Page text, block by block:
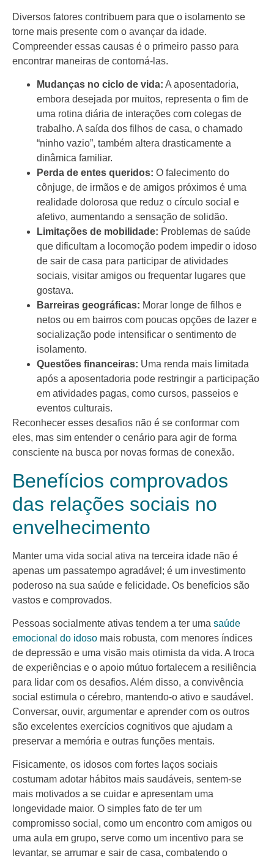
Diversos fatores contribuem para que o isolamento se
torne mais presente com o avançar da idade.
Compreender essas causas é o primeiro passo para
encontrar maneiras de contorná-las.
Mudanças no ciclo de vida: A aposentadoria,
embora desejada por muitos, representa o fim de
uma rotina diária de interações com colegas de
trabalho. A saída dos filhos de casa, o chamado
“ninho vazio”, também altera drasticamente a
dinâmica familiar.
Perda de entes queridos: O falecimento do
cônjuge, de irmãos e de amigos próximos é uma
realidade dolorosa que reduz o círculo social e
afetivo, aumentando a sensação de solidão.
Limitações de mobilidade: Problemas de saúde
que dificultam a locomoção podem impedir o idoso
de sair de casa para participar de atividades
sociais, visitar amigos ou frequentar lugares que
gostava.
Barreiras geográficas: Morar longe de filhos e
netos ou em bairros com poucas opções de lazer e
socialização pode intensificar o sentimento de
isolamento.
Questões financeiras: Uma renda mais limitada
após a aposentadoria pode restringir a participação
em atividades pagas, como cursos, passeios e
eventos culturais.
Reconhecer esses desafios não é se conformar com
eles, mas sim entender o cenário para agir de forma
consciente na busca por novas formas de conexão.
Benefícios comprovados
das relações sociais no
envelhecimento
Manter uma vida social ativa na terceira idade não é
apenas um passatempo agradável; é um investimento
poderoso na sua saúde e felicidade. Os benefícios são
vastos e comprovados.
Pessoas socialmente ativas tendem a ter uma saúde
emocional do idoso mais robusta, com menores índices
de depressão e uma visão mais otimista da vida. A troca
de experiências e o apoio mútuo fortalecem a resiliência
para lidar com os desafios. Além disso, a convivência
social estimula o cérebro, mantendo-o ativo e saudável.
Conversar, ouvir, argumentar e aprender com os outros
são excelentes exercícios cognitivos que ajudam a
preservar a memória e outras funções mentais.
Fisicamente, os idosos com fortes laços sociais
costumam adotar hábitos mais saudáveis, sentem-se
mais motivados a se cuidar e apresentam uma
longevidade maior. O simples fato de ter um
compromisso social, como um encontro com amigos ou
uma aula em grupo, serve como um incentivo para se
levantar, se arrumar e sair de casa, combatendo o